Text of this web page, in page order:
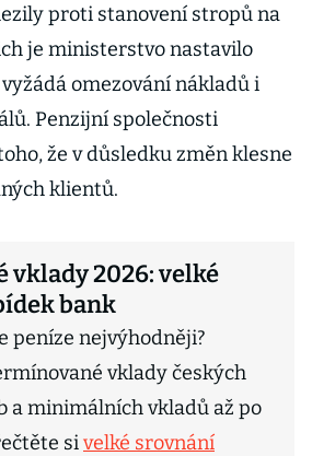
proti stanovení stropů na
je ministerstvo nastavilo
omezování nákladů i
Penzijní společnosti
že v důsledku změn klesne
klientů.
vklady 2026: velké
bank
peníze nejvýhodněji?
vklady českých
a minimálních vkladů až po
sivelké srovnání